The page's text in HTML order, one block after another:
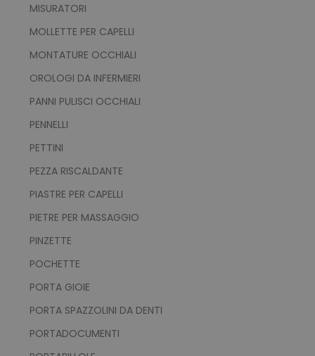
MISURATORI
MOLLETTE PER CAPELLI
MONTATURE OCCHIALI
OROLOGI DA INFERMIERI
PANNI PULISCI OCCHIALI
PENNELLI
PETTINI
PEZZA RISCALDANTE
PIASTRE PER CAPELLI
PIETRE PER MASSAGGIO
PINZETTE
POCHETTE
PORTA GIOIE
PORTA SPAZZOLINI DA DENTI
PORTADOCUMENTI